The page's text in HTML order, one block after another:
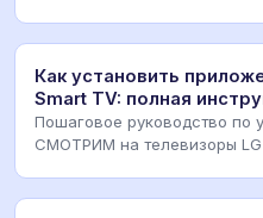
Как установить
Smart TV: полная
Пошаговое руководство по
СМОТРИМ на телевизоры LG